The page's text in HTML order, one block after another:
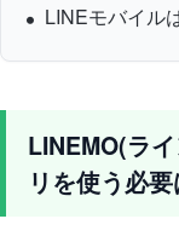
LINEモバイル
LINEMO(ラ
リを使う必